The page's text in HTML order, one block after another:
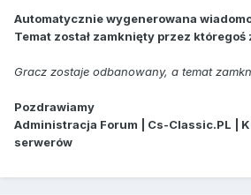
Automatycznie wygenerowana
Temat został zamknięty przez któregoś
Gracz zostaje odbanowany, a temat
Pozdrawiamy
Administracja Forum | Cs-Classic.PL |
serwerów